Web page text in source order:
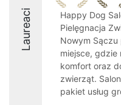
Laureaci
Happy Dog
Pielęgnacja
Nowym
miejsce, gdzie
komfort oraz
zwierząt.
pakiet usług